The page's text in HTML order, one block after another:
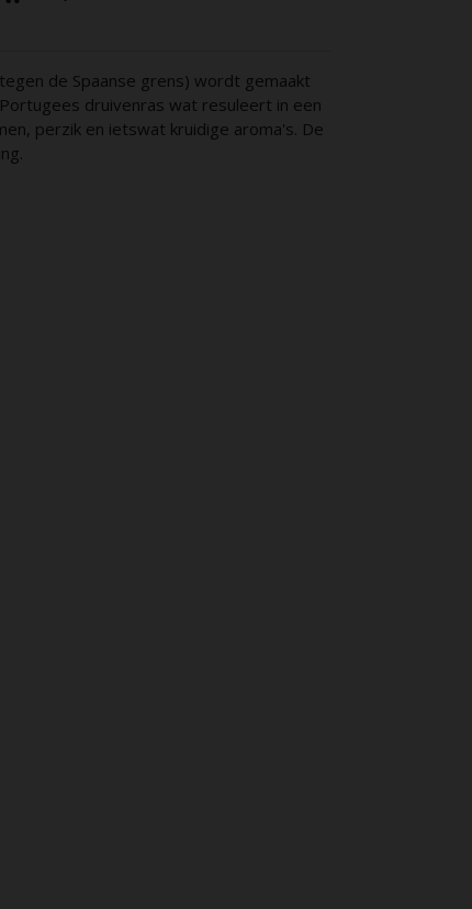
de Spaanse grens) wordt gemaakt
druivenras wat resuleert in een
perzik en ietswat kruidige aroma's. De